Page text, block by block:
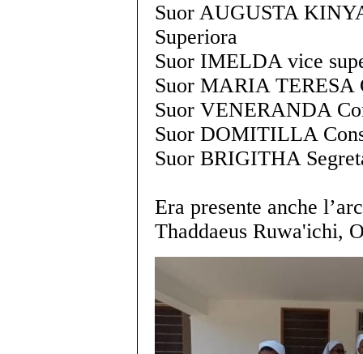
Suor AUGUSTA
Superiora
Suor IMELDA vice
Suor MARIA TERESA
Suor VENERANDA
Suor DOMITILLA
Suor BRIGITHA
Era presente anche
Thaddaeus Ruwa'ichi,